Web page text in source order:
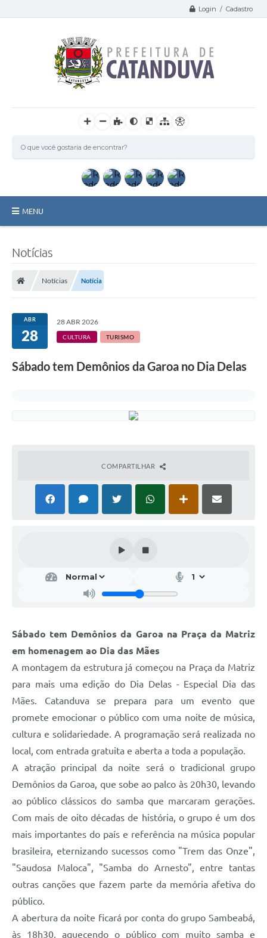
Login / Cadastro
MENU
Licitações / PCA
Transparência
A Prefeitura
Jornal
Agenda
SIC
Diário Oficial
Editais
Notícias
Notícias Notícia
ABR
28
28 ABR 2026
CULTURA TURISMO
Sábado tem Demônios da Garoa no Dia Delas
COMPARTILHAR
Sábado tem Demônios da Garoa na Praça da Matriz
em homenagem ao Dia das Mães
A montagem da estrutura já começou na Praça da Matriz
para mais uma edição do Dia Delas - Especial Dia das
Mães. Catanduva se prepara para um evento que
promete emocionar o público com uma noite de música,
cultura e solidariedade. A programação será realizada no
local, com entrada gratuita e aberta a toda a população.
A atração principal da noite será o tradicional grupo
Demônios da Garoa, que sobe ao palco às 20h30, levando
ao público clássicos do samba que marcaram gerações.
Com mais de oito décadas de história, o grupo é um dos
mais importantes do país e referência na música popular
brasileira, eternizando sucessos como "Trem das Onze",
"Saudosa Maloca", "Samba do Arnesto", entre tantas
outras canções que fazem parte da memória afetiva do
público.
A abertura da noite ficará por conta do grupo Sambeabá,
às 18h30, aquecendo o público com muito samba e